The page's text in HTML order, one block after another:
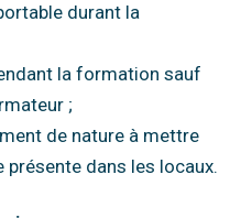
durant la
la formation sauf
;
de nature à mettre
présente dans les locaux.